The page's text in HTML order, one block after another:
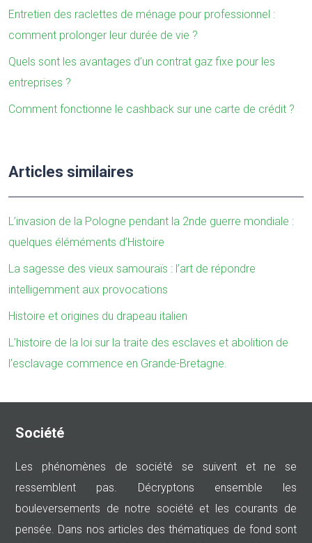
Entretien des raclettes de ménage pour professionnel :
comment prolonger leur durée de vie ?
Quels sont les avantages d’un contrat gaz fixe pour les
entreprises ?
Comment fonctionne le cashback sur une carte de crédit ?
Articles similaires
L’invasion de la Pologne pendant la 2nde guerre mondiale :
quelques éléméments d’Histoire
La sagesse des vieux samouraïs : l’art de répondre
intelligemment aux provocations
Histoire et origines du drapeau italien
L’histoire de la loi sur la traite des esclaves et abolition de
l’esclavage commence en Grande-Bretagne.
Société
Les phénomènes de société se suivent et ne se
ressemblent pas. Décryptons ensemble les
bouleversements de notre société et les courants de
pensée. Dans nos articles des thématiques de fond sont